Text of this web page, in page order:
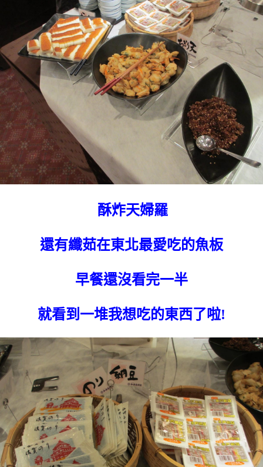
酥炸天婦羅
還有纖茹在東北最愛吃的魚板
早餐還沒看完一半
就看到一堆我想吃的東西了啦!